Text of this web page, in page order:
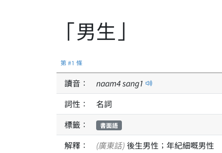
「男生」
第 #1 條
讀音： naam4sang1
詞性：
名詞
標籤：
書面語
解釋： (廣東話) 後生男性；年紀細嘅男性